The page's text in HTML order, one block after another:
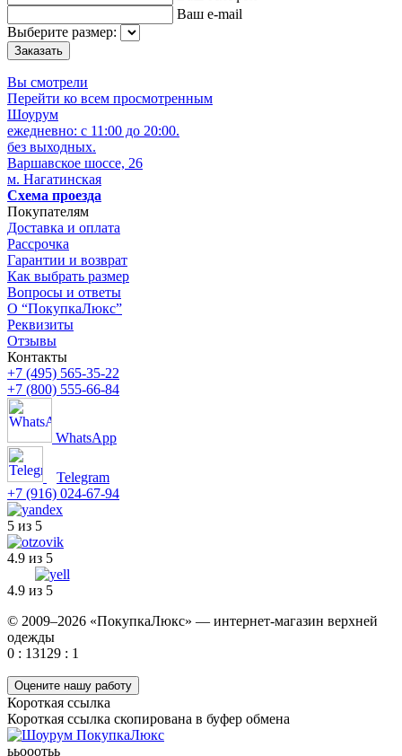
Ваш e-mail
Выберите размер:
Вы смотрели
Перейти ко всем просмотренным
Шоурум
ежедневно: с 11:00 до 20:00.
без выходных.
Варшавское шоссе, 26
м. Нагатинская
Схема проезда
Покупателям
Доставка и оплата
Рассрочка
Гарантии и возврат
Как выбрать размер
Вопросы и ответы
О “ПокупкаЛюкс”
Реквизиты
Отзывы
Контакты
+7 (495) 565-35-22
+7 (800) 555-66-84
WhatsApp
Telegram
+7 (916) 024-67-94
5 из 5
4.9 из 5
4.9 из 5
© 2009–2026 «ПокупкаЛюкс» — интернет-магазин верхней
одежды
0 : 13129 : 1
Оцените нашу работу
Короткая ссылка
Короткая ссылка скопирована в буфер обмена
ььооотьь